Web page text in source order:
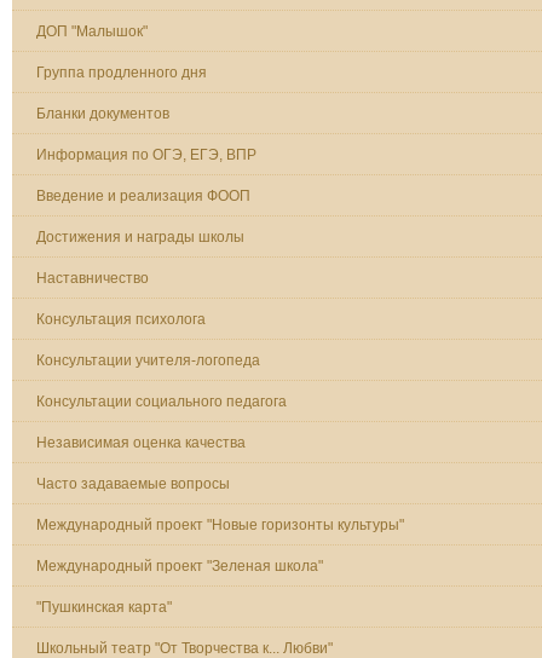
ДОП "Малышок"
Группа продленного дня
Бланки документов
Информация по ОГЭ, ЕГЭ, ВПР
Введение и реализация ФООП
Достижения и награды школы
Наставничество
Консультация психолога
Консультации учителя-логопеда
Консультации социального педагога
Независимая оценка качества
Часто задаваемые вопросы
Международный проект "Новые горизонты культуры"
Международный проект "Зеленая школа"
"Пушкинская карта"
Школьный театр "От Творчества к... Любви"